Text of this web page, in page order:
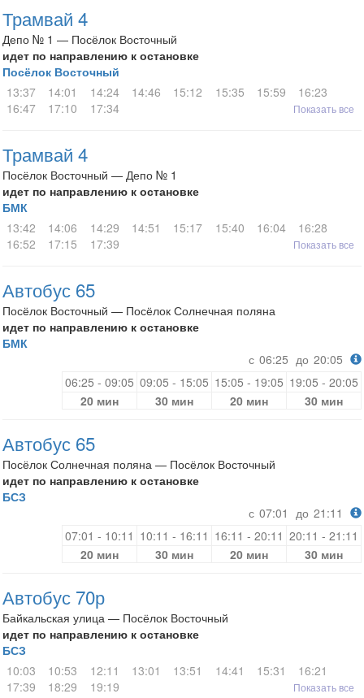
Трамвай 4
Депо № 1 — Посёлок Восточный
идет по направлению к остановке
Посёлок Восточный
13:37
14:01 14:24 14:46 15:12 15:35 15:59
16:23
16:47
17:10 17:34 Показать все
Трамвай 4
Посёлок Восточный — Депо № 1
идет по направлению к остановке
БМК
13:42
14:06 14:29 14:51 15:17 15:40 16:04
16:28
16:52
17:15 17:39 Показать все
Автобус 65
Посёлок Восточный — Посёлок Солнечная поляна
идет по направлению к остановке
БМК
с 06:25 до 20:05
06:25 - 09:05 09:05 - 15:05 15:05 - 19:05 19:05 - 20:05
20 мин
30 мин 20 мин 30 мин
Автобус 65
Посёлок Солнечная поляна — Посёлок Восточный
идет по направлению к остановке
БСЗ
с 07:01 до 21:11
07:01 - 10:11 10:11 - 16:11 16:11 - 20:11 20:11 - 21:11
20 мин
30 мин 20 мин 30 мин
Автобус 70р
Байкальская улица — Посёлок Восточный
идет по направлению к остановке
БСЗ
10:03
10:53 12:11 13:01 13:51 14:41 15:31
16:21
17:39
18:29 19:19 Показать все